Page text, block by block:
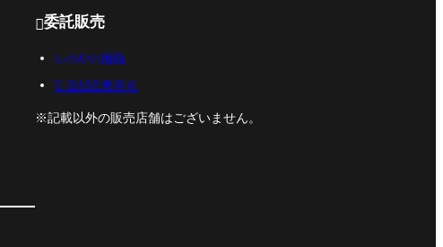
委託販売
U-BASE相模
U-BASE海老名
※記載以外の販売店舗はございません。